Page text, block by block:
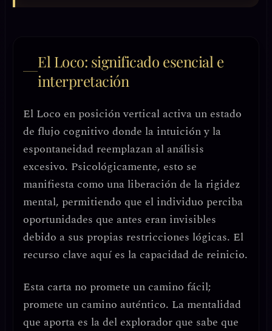
El Loco: significado esencial e
interpretación
El Loco en posición vertical activa un estado
de flujo cognitivo donde la intuición y la
espontaneidad reemplazan al análisis
excesivo. Psicológicamente, esto se
manifiesta como una liberación de la rigidez
mental, permitiendo que el individuo perciba
oportunidades que antes eran invisibles
debido a sus propias restricciones lógicas. El
recurso clave aquí es la capacidad de reinicio.
Esta carta no promete un camino fácil;
promete un camino auténtico. La mentalidad
que aporta es la del explorador que sabe que